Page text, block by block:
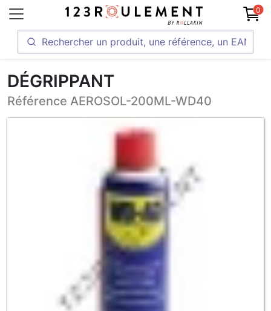
0
DÉGRIPPANT
Référence AEROSOL-200ML-WD40